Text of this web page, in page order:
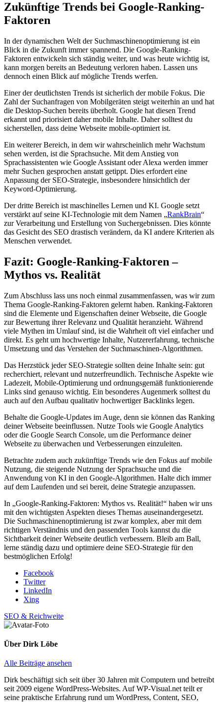
Zukünftige Trends bei Google-Ranking-
Faktoren
In der dynamischen Welt der Suchmaschinenoptimierung ist ein
Blick in die Zukunft immer spannend. Die Google-Ranking-
Faktoren entwickeln sich ständig weiter, und was heute wichtig ist,
kann morgen bereits an Bedeutung verloren haben. Lassen uns
dennoch einen Blick auf mögliche Trends werfen.
Einer der deutlichsten Trends ist sicherlich der mobile Fokus. Die
Zahl der Suchanfragen von Mobilgeräten steigt weiterhin an und hat
die Desktop-Suchen bereits überholt. Google hat diesen Trend
erkannt und priorisiert daher mobile Inhalte. Daher solltest du
sicherstellen, dass deine Webseite mobile-optimiert ist.
Ein weiterer Bereich, in dem wir wahrscheinlich mehr Wachstum
sehen werden, ist die Sprachsuche. Mit dem Anstieg von
Sprachassistenten wie Google Assistant oder Alexa werden immer
mehr Suchen gesprochen anstatt getippt. Dies erfordert eine
Anpassung der SEO-Strategie, insbesondere hinsichtlich der
Keyword-Optimierung.
Der dritte Bereich ist maschinelles Lernen und KI. Google setzt
verstärkt auf seine KI-Technologie mit dem Namen „RankBrain“
zur Verarbeitung und Erstellung von Suchergebnissen. Dies könnte
das Gesicht des SEO drastisch verändern, da KI andere Kriterien als
Menschen verwendet.
Fazit: Google-Ranking-Faktoren –
Mythos vs. Realität
Zum Abschluss lass uns noch einmal zusammenfassen, was wir zum
Thema Google-Ranking-Faktoren gelernt haben. Ranking-Faktoren
sind die Elemente und Eigenschaften deiner Webseite, die Google
zur Bewertung ihrer Relevanz und Qualität heranzieht. Während
viele Mythen im Umlauf sind, ist die Wahrheit oft viel einfacher und
direkt. Es geht um hochwertige Inhalte, Nutzererfahrung, technische
Umsetzung und das Verstehen der Suchmaschinen-Algorithmen.
Das Herzstück jeder SEO-Strategie sollten deine Inhalte sein: gut
recherchiert, relevant und nutzerfreundlich. Technische Aspekte wie
Ladezeit, Mobile-Optimierung und ordnungsgemäß funktionierende
Links sind genauso wichtig. Ein besonderes Augenmerk solltest du
auch auf den Aufbau qualitativ hochwertiger Backlinks legen.
Behalte die Google-Updates im Auge, denn sie können das Ranking
deiner Webseite beeinflussen. Nutze Tools wie Google Analytics
oder die Google Search Console, um die Performance deiner
Webseite zu überwachen und Verbesserungen einzuleiten.
Betrachte zudem auch zukünftige Trends wie den Fokus auf mobile
Nutzung, die steigende Nutzung der Sprachsuche und die
Anwendung von KI in den Google-Algorithmen. Halte dich immer
auf dem Laufenden und sei bereit, deine Strategie anzupassen.
In „Google-Ranking-Faktoren: Mythos vs. Realität!“ haben wir uns
mit den wichtigsten Aspekten dieses Themas auseinandergesetzt.
Die Suchmaschinenoptimierung ist zwar komplex, aber mit dem
richtigen Verständnis und den passenden Tools kannst du die
Sichtbarkeit deiner Webseite deutlich verbessern. Bleib am Ball,
lerne ständig dazu und optimiere deine SEO-Strategie für den
bestmöglichen Erfolg!
Facebook
Twitter
LinkedIn
Xing
SEO & Reichweite
Über Dirk Löbe
Alle Beiträge ansehen
Dirk beschäftigt sich seit über 30 Jahren mit Computern und betreibt
seit 2009 eigene WordPress-Websites. Auf WP-Visual.net teilt er
seine praktische Erfahrung rund um WordPress, Content, SEO,